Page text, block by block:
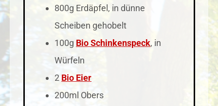
800g Erdäpfel, in dünne
Scheiben gehobelt
100g Bio Schinkenspeck, in
Würfeln
2 Bio Eier
200ml Obers